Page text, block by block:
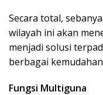
Secara total,
wilayah ini akan
menjadi solusi
berbagai
Fungsi Multiguna